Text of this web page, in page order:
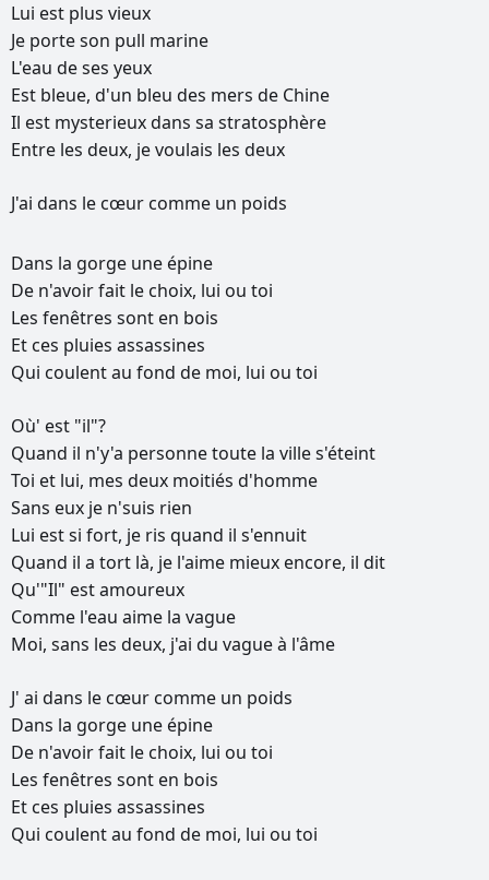
Lui est plus vieux
Je porteson pull marine
L'eau deses yeux
Est bleue, d'un bleu des mers de Chine
Il est mysterieuxdans sa stratosphère
Entre les deux, jevoulais les deux
J'ai dans le cœur comme un poids
РЕКЛАМА
РЕКЛАМА
РЕКЛАМА
РЕКЛАМА
Dans la gorge une épine
De n'avoirfait le choix, lui ou toi
Les fenêtres sont en bois
Et ces pluies assassines
Qui coulentau fond de moi, lui ou toi
Où' est "il"?
Quand il n'y'a personnetoute la villes'éteint
Toi et lui, mes deux moitiés d'homme
Sans eux je n'suis rien
Lui estsi fort, je ris quand il s'ennuit
Quand il a tort là, je l'aime mieux encore, il dit
Qu'"Il" estamoureux
Comme l'eau aime la vague
Moi, sans les deux, j'ai du vagueà l'âme
J' ai dans le cœur comme un poids
Dans la gorge une épine
De n'avoirfait le choix, lui ou toi
Les fenêtres sont en bois
Et ces pluies assassines
Qui coulentau fond de moi, lui ou toi